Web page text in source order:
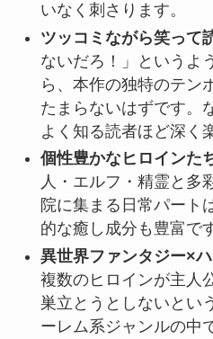
いなく刺さります。
ツッコミながら笑って
ないだろ！」というよ
ら、本作の独特のテン
たまらないはずです。
よく知る読者ほど深く
個性豊かなヒロインた
人・エルフ・精霊と多
院に集まる日常パート
的な癒し成分も豊富で
異世界ファンタジー×
複数のヒロインが主人
巣立とうとしないとい
ーレム系ジャンルの中